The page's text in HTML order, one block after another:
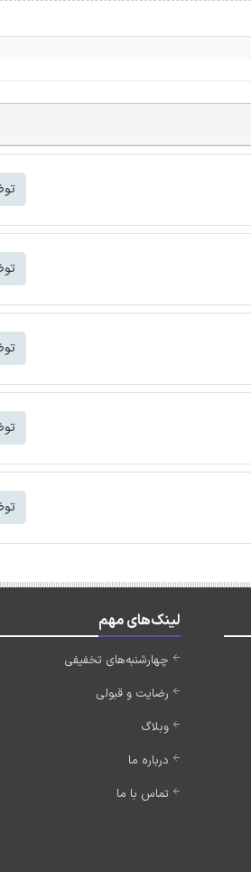
لینک‌های مهم
چهارشنبه‌های تخفیفی
رضایت و قبولی
وبلاگ
درباره ما
تماس با ما